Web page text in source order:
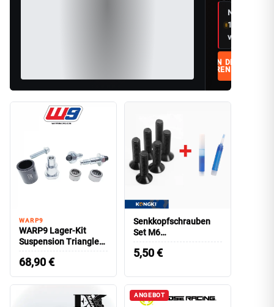
Nur noch
1
verfügbar
IN DEN
WARENKORB
WARP9
WARP9 Lager-Kit
Suspension Triangle/
SURRON Ultra Bee
68,90€
Senkkopfschrauben
Set M6
Kohlenstoffstahl
Härtegrad 10.9
5,50€
ANGEBOT